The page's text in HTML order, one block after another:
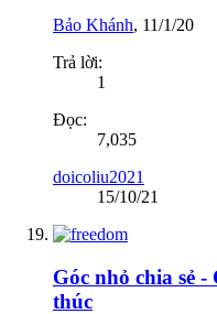
Bảo Khánh, 11/1/20
Trả lời:
1
Đọc:
7,035
doicoliu2021
15/10/21
Góc nhỏ chia sẻ
thúc